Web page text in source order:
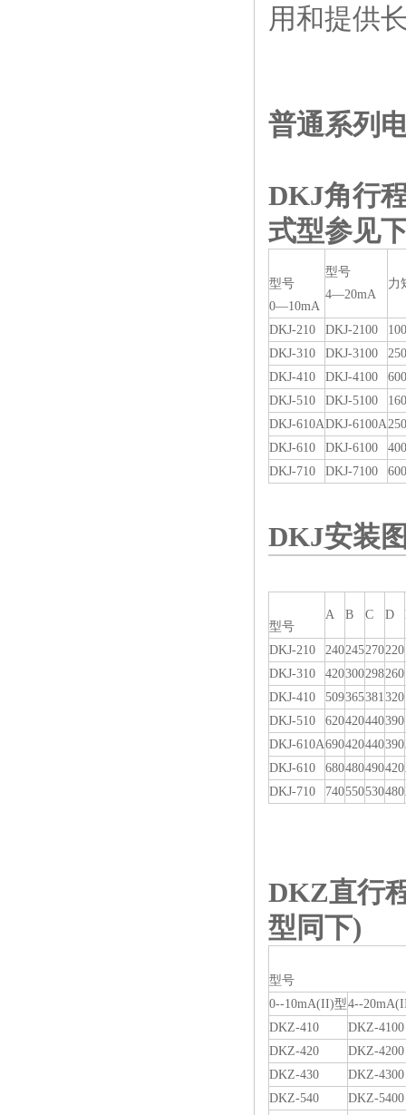
用和提供
普通系列
DKJ角行
式型参见
型号
0—10mA
型号
4—20mA
力
DKJ-210 DKJ-2100
DKJ-310
DKJ-3100
DKJ-410
DKJ-4100
DKJ-510
DKJ-5100
DKJ-610ADKJ-6100A
DKJ-610
DKJ-6100
DKJ-710
DKJ-7100
DKJ安装
型号
A B C D
DKJ-210 240245270220
DKJ-310
420300298260
DKJ-410
509365381320
DKJ-510
620420440390
DKJ-610A690420440390
DKJ-610
680480490420
DKJ-710
740550530480
DKZ直行
型同下)
型号
0--10mA(II)型4--
DKZ-410
DKZ-4100
DKZ-420
DKZ-4200
DKZ-430
DKZ-4300
DKZ-540
DKZ-5400